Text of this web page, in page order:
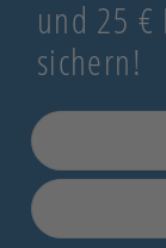
und 25
sichern!